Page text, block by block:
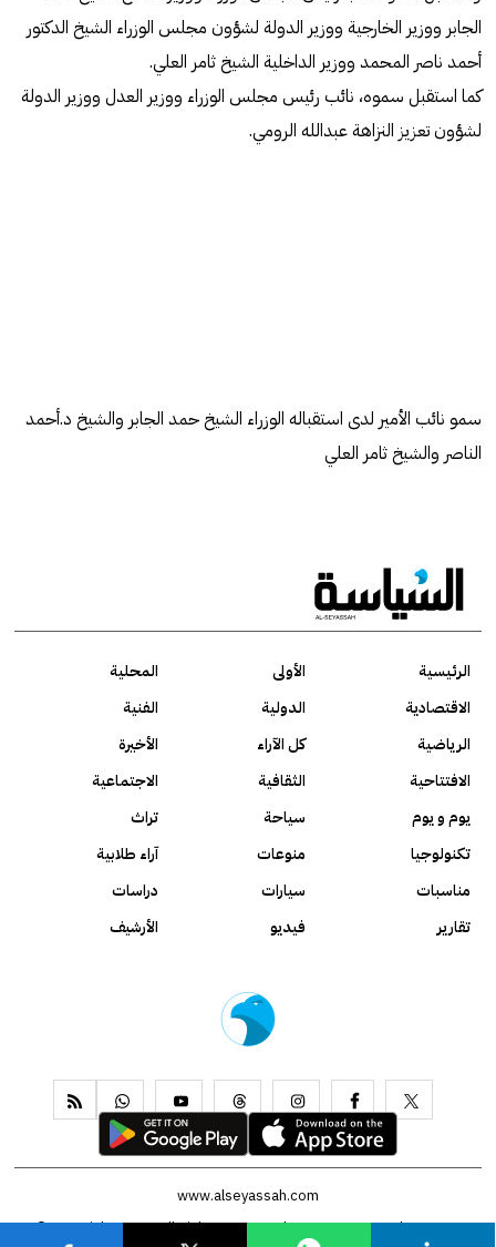
الجابر ووزير الخارجية ووزير الدولة لشؤون مجلس الوزراء الشيخ الدكتور
أحمد ناصر المحمد ووزير الداخلية الشيخ ثامر العلي.
كما استقبل سموه، نائب رئيس مجلس الوزراء ووزير العدل ووزير الدولة
لشؤون تعزيز النزاهة عبدالله الرومي.
سمو نائب الأمير لدى استقباله الوزراء الشيخ حمد الجابر والشيخ د.أحمد
الناصر والشيخ ثامر العلي
الرئيسية الأولى
المحلية
الاقتصادية
الدولية
الفنية
الرياضية
كل الآراء
الأخيرة
الافتتاحية
الثقافية
الاجتماعية
يوم و يوم
سياحة
تراث
تكنولوجيا
منوعات
آراء طلابية
مناسبات
سيارات
دراسات
تقارير
فيديو الأرشيف
www.alseyassah.com
About us
Contact us
Copyright 2026, All Rights Reserved ©